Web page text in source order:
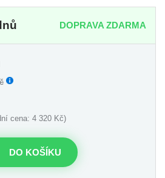
DOPRAVA ZDARMA
cena: 4 320 Kč)
DO KOŠÍKU